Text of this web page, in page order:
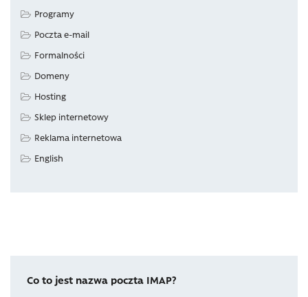
Programy
Poczta e-mail
Formalności
Domeny
Hosting
Sklep internetowy
Reklama internetowa
English
Co to jest nazwa poczta IMAP?